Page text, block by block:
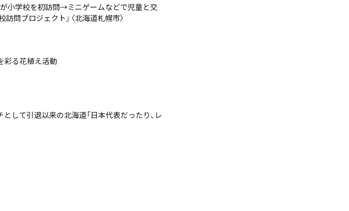
小学校を初訪問→ミニゲームなどで児童と交
問プロジェクト』〈北海道札幌市〉
彩る花植え活動
て引退以来の北海道「日本代表だったり、レ